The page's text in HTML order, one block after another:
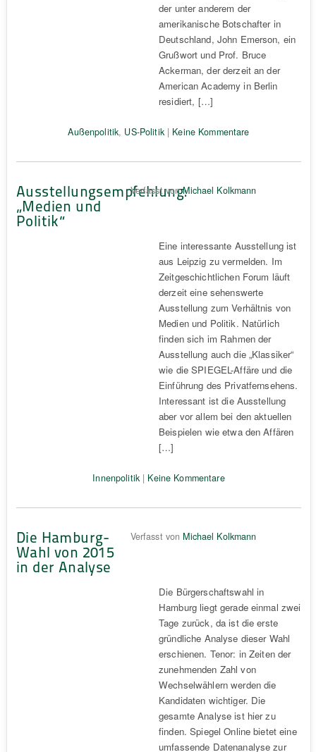
der unter anderem der
amerikanische Botschafter in
Deutschland, John Emerson, ein
Grußwort und Prof. Bruce
Ackerman, der derzeit an der
American Academy in Berlin
residiert, […]
Außenpolitik, US-Politik| Keine Kommentare
Ausstellungsempfehlung:
„Medien und
Politik“
Verfasst vonMichael Kolkmann
Eine interessante Ausstellung ist
aus Leipzig zu vermelden. Im
Zeitgeschichtlichen Forum läuft
derzeit eine sehenswerte
Ausstellung zum Verhältnis von
Medien und Politik. Natürlich
finden sich im Rahmen der
Ausstellung auch die „Klassiker“
wie die SPIEGEL-Affäre und die
Einführung des Privatfernsehens.
Interessant ist die Ausstellung
aber vor allem bei den aktuellen
Beispielen wie etwa den Affären
[…]
Innenpolitik| Keine Kommentare
Die Hamburg-
Wahl von 2015
in der Analyse
Verfasst von Michael Kolkmann
Die Bürgerschaftswahl in
Hamburg liegt gerade einmal zwei
Tage zurück, da ist die erste
gründliche Analyse dieser Wahl
erschienen. Tenor: in Zeiten der
zunehmenden Zahl von
Wechselwählern werden die
Kandidaten wichtiger. Die
gesamte Analyse ist hier zu
finden. Spiegel Online bietet eine
umfassende Datenanalyse zur